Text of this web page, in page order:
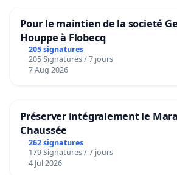
Pour le maintien de la societé
Houppe à Flobecq
205 signatures
205 Signatures / 7 jours
7 Aug 2026
Préserver intégralement le
Chaussée
262 signatures
179 Signatures / 7 jours
4 Jul 2026